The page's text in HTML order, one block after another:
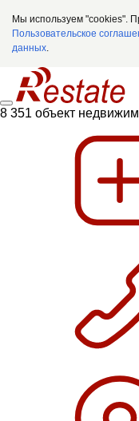
Мы используем "cookies".
Пользовательское
данных.
8 351 объект